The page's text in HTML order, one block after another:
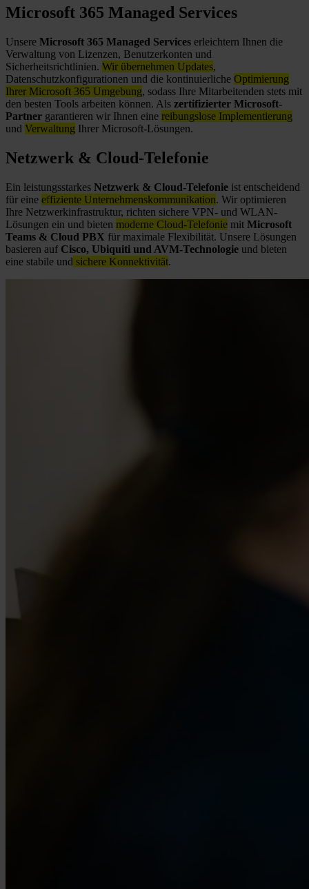
Microsoft 365 Managed Services
Unsere Microsoft 365 Managed Services erleichtern Ihnen die
Verwaltung von Lizenzen, Benutzerkonten und
Sicherheitsrichtlinien. Wir übernehmen Updates,
Datenschutzkonfigurationen und die kontinuierliche Optimierung
Ihrer Microsoft 365 Umgebung, sodass Ihre Mitarbeitenden stets mit
den besten Tools arbeiten können. Als zertifizierter Microsoft-
Partner garantieren wir Ihnen eine reibungslose Implementierung
und Verwaltung Ihrer Microsoft-Lösungen.
Netzwerk & Cloud-Telefonie
Ein leistungsstarkes Netzwerk & Cloud-Telefonie ist entscheidend
für eine effiziente Unternehmenskommunikation. Wir optimieren
Ihre Netzwerkinfrastruktur, richten sichere VPN- und WLAN-
Lösungen ein und bieten moderne Cloud-Telefonie mit Microsoft
Teams & Cloud PBX für maximale Flexibilität. Unsere Lösungen
basieren auf Cisco, Ubiquiti und AVM-Technologie und bieten
eine stabile und sichere Konnektivität.